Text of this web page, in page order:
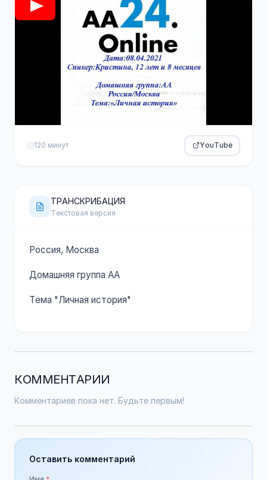
120 минут YouTube
ТРАНСКРИБАЦИЯ
Текстовая версия
Россия, Москва
Домашняя группа АА
Тема "Личная история"
КОММЕНТАРИИ
Комментариев пока нет. Будьте первым!
Оставить комментарий